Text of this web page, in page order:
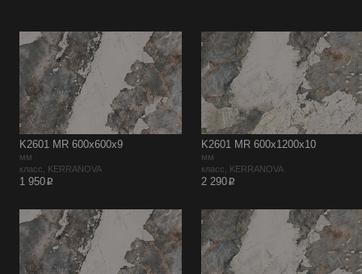
K2601 MR 600x600x9
мм
класс, KERRANOVA
1 950p
K2601 MR 600x1200x10
мм
класс, KERRANOVA
2 290p